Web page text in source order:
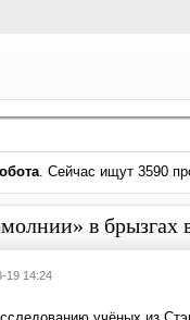
. Сейчас ищут 3590
в брызгах
19 14:24